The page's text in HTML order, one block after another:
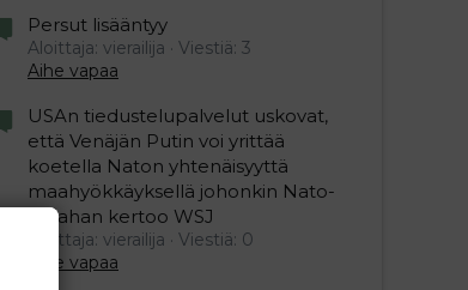
Persut lisääntyy
Aloittaja: vierailija
Viestiä: 3
Aihe vapaa
USAn tiedustelupalvelut uskovat,
että Venäjän Putin voi yrittää
koetella Naton yhtenäisyyttä
maahyökkäyksellä johonkin Nato-
maahan kertoo WSJ
Aloittaja: vierailija
Viestiä: 0
Aihe vapaa